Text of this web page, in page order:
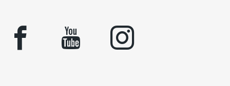
facebook youtube instagram